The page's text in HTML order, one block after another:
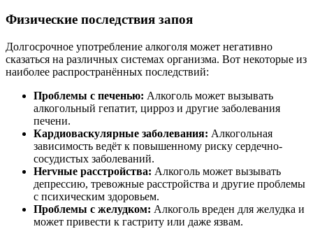
Физические последствия запоя
Долгосрочное употребление алкоголя может негативно
сказаться на различных системах организма. Вот некоторые из
наиболее распространённых последствий:
Проблемы с печенью: Алкоголь может вызывать
алкогольный гепатит, цирроз и другие заболевания
печени.
Кардиоваскулярные заболевания: Алкогольная
зависимость ведёт к повышенному риску сердечно-
сосудистых заболеваний.
Нervные расстройства: Алкоголь может вызывать
депрессию, тревожные расстройства и другие проблемы
с психическим здоровьем.
Проблемы с желудком: Алкоголь вреден для желудка и
может привести к гастриту или даже язвам.